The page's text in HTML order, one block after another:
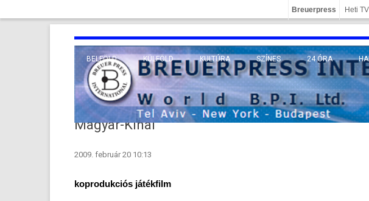
Breuerpress Heti TV
BELFÖLD KÜLFÖLD
EURÓPA
KÖZEL-KELET
TENGERENTÚL
KULTÚRA
TUDOMÁNY
VALLÁS
SZÍNES 24 ÓRA
Magyar-Kinai
2009. február 20 10:13
kop­roduk­ciós játékfilm